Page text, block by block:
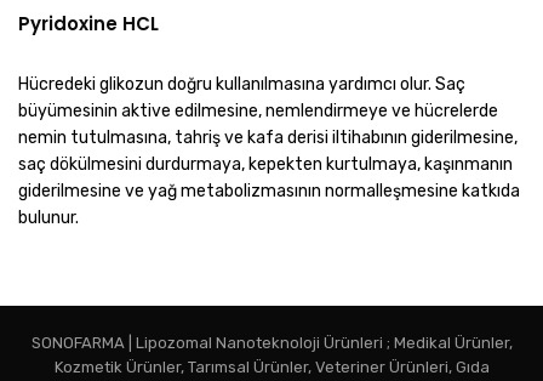
Pyridoxine HCL
Hücredeki glikozun doğru kullanılmasına yardımcı olur. Saç
büyümesinin aktive edilmesine, nemlendirmeye ve hücrelerde
nemin tutulmasına, tahriş ve kafa derisi iltihabının giderilmesine,
saç dökülmesini durdurmaya, kepekten kurtulmaya, kaşınmanın
giderilmesine ve yağ metabolizmasının normalleşmesine katkıda
bulunur.
SONOFARMA | Lipozomal Nanoteknoloji Ürünleri ; Medikal Ürünler,
Kozmetik Ürünler, Tarımsal Ürünler, Veteriner Ürünleri, Gıda